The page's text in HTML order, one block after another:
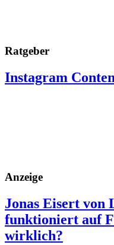
Ratgeber
Instagram
Anzeige
Jonas Eisert von
funktioniert auf
wirklich?